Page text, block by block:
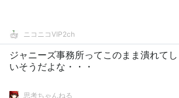
ニコニコVIP2ch
ジャニーズ事務所ってこのまま潰れてし
いそうだよな・・・
思考ちゃんねる